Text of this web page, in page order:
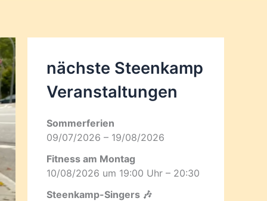
nächste Steenkamp
Veran­staltungen
Sommerferien
09/07/2026 – 19/08/2026
Fitness am Montag
10/08/2026 um 19:00 Uhr – 20:30
Steenkamp-Singers 🎶